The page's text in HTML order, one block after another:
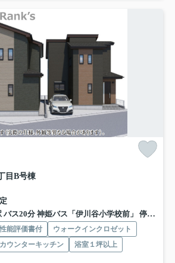
目 B号棟
ス20分 神姫バス「伊川谷小学校前」 停歩5分
能評価書付
ウォークインクロゼット
カウンターキッチン
浴室１坪以上